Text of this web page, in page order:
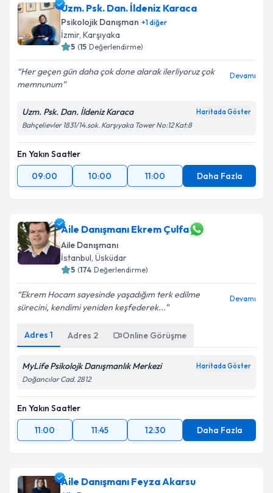
Uzm. Psk. Dan. İldeniz Karaca
Psikolojik Danışman diğer
İzmir,Karşıyaka
( Değerlendirme)
Her geçen gün daha çok done alarak ilerliyoruz çok
memnunum
Uzm. Psk. Dan. İldeniz Karaca
Bahçelievler 1831/14.sok. Karşıyaka Tower No:12 Kat:8
En Yakın Saatler
09:00
10:00 11:00 Daha Fazla
Aile Danışmanı Ekrem Çulfa
Aile Danışmanı
İstanbul,Üsküdar
( Değerlendirme)
Ekrem Hocam sayesinde yaşadığım terk edilme
sürecini, kendimi yeniden keşfederek...
Adres 1 Adres 2 Online Görüşme
MyLife Psikolojk Danışmanlık Merkezi
Doğancılar Cad. 2812
En Yakın Saatler
11:00
11:45 12:30 Daha Fazla
Aile Danışmanı Feyza Akarsu